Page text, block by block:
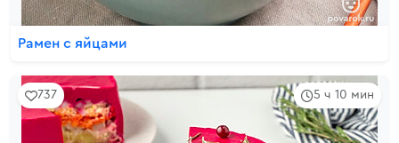
Рамен с яйцами
5 ч 10 мин
737